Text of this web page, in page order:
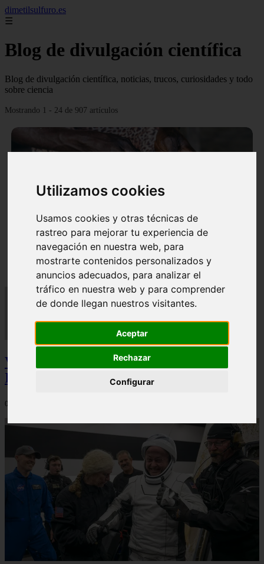
Utilizamos cookies
Usamos cookies y otras técnicas de
rastreo para mejorar tu experiencia de
navegación en nuestra web, para
mostrarte contenidos personalizados y
anuncios adecuados, para analizar el
tráfico en nuestra web y para comprender
de donde llegan nuestros visitantes.
Aceptar
Rechazar
Configurar
dimetilsulfuro.es
☰
Blog de divulgación científica
Blog de divulgación científica, noticias, trucos, curiosidades y todo
sobre ciencia
Mostrando 1 - 24 de 907 artículos
En África harán lo que parecía imposible: Utilizarán
moléculas de agua para cocinar sus alimentos
Video Advertencias desde la cúspide de la
IA: Hinton y el posible colapso social
06/03/2026